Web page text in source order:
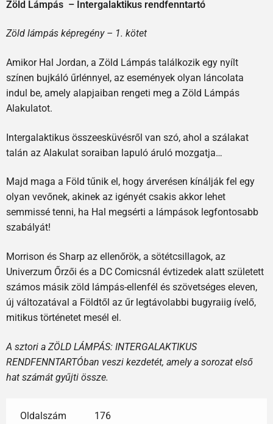
Zöld Lámpás – Intergalaktikus rendfenntartó
Zöld lámpás képregény – 1. kötet
Amikor Hal Jordan, a Zöld Lámpás találkozik egy nyílt
színen bujkáló űrlénnyel, az események olyan láncolata
indul be, amely alapjaiban rengeti meg a Zöld Lámpás
Alakulatot.
Intergalaktikus összeesküvésről van szó, ahol a szálakat
talán az Alakulat soraiban lapuló áruló mozgatja…
Majd maga a Föld tűnik el, hogy árverésen kínálják fel egy
olyan vevőnek, akinek az igényét csakis akkor lehet
semmissé tenni, ha Hal megsérti a lámpások legfontosabb
szabályát!
Morrison és Sharp az ellenőrök, a sötétcsillagok, az
Univerzum Őrzői és a DC Comicsnál évtizedek alatt született
számos másik zöld lámpás-ellenfél és szövetséges eleven,
új változatával a Földtől az űr legtávolabbi bugyraiig ívelő,
mitikus történetet mesél el.
A sztori a ZÖLD LÁMPÁS: INTERGALAKTIKUS
RENDFENNTARTÓban veszi kezdetét, amely a sorozat első
hat számát gyűjti össze.
Oldalszám 176